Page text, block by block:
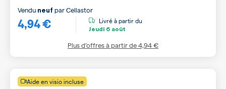
4,94 €
Vendu neuf parCellastor
Livré à partir du
Jeudi 6 août
Plus d’offres à partir de4,94 €
Aide en visio incluse